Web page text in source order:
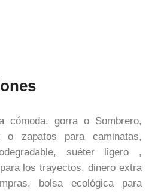
cómoda, gorra o Sombrero,
zapatos para caminatas,
suéter ligero ,
los trayectos, dinero extra
bolsa ecológica para